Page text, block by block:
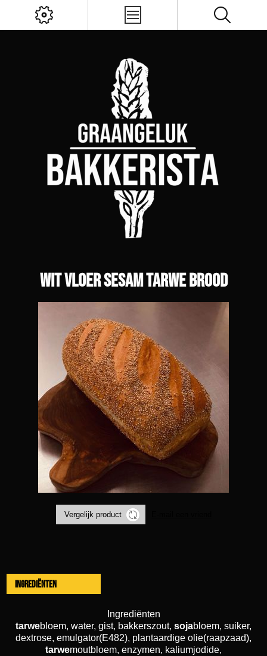
Wit vloer sesam tarwe brood
Ingrediënten
Ingrediënten
tarwebloem, water, gist, bakkerszout, sojabloem, suiker,
dextrose, emulgator(E482), plantaardige olie(raapzaad),
tarwemoutbloem, enzymen, kaliumjodide,